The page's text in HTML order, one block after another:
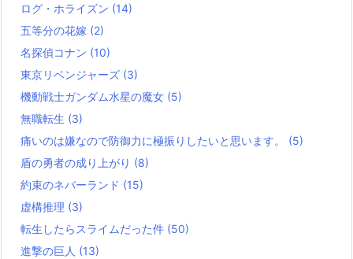
ログ・ホライズン (14)
五等分の花嫁 (2)
名探偵コナン (10)
東京リベンジャーズ (3)
機動戦士ガンダム水星の魔女 (5)
無職転生 (3)
痛いのは嫌なので防御力に極振りしたいと思います。 (5)
盾の勇者の成り上がり (8)
約束のネバーランド (15)
虚構推理 (3)
転生したらスライムだった件 (50)
進撃の巨人 (13)